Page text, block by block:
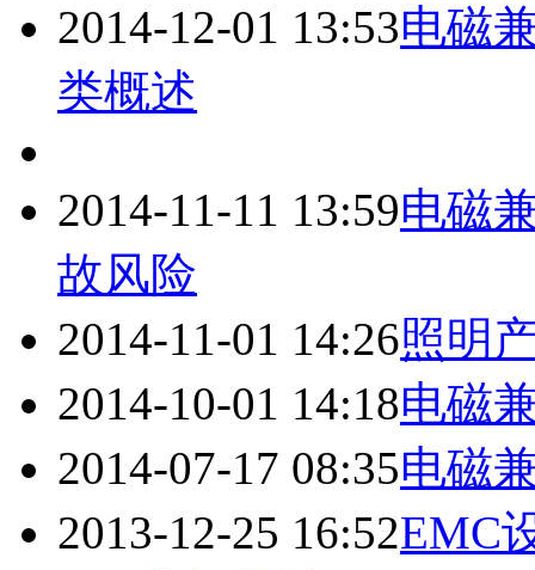
2014-12-01 13:53电磁
类概述
2014-11-11 13:59电磁
故风险
2014-11-01 14:26照明
2014-10-01 14:18电磁
2014-07-17 08:35电磁
2013-12-25 16:52EMC